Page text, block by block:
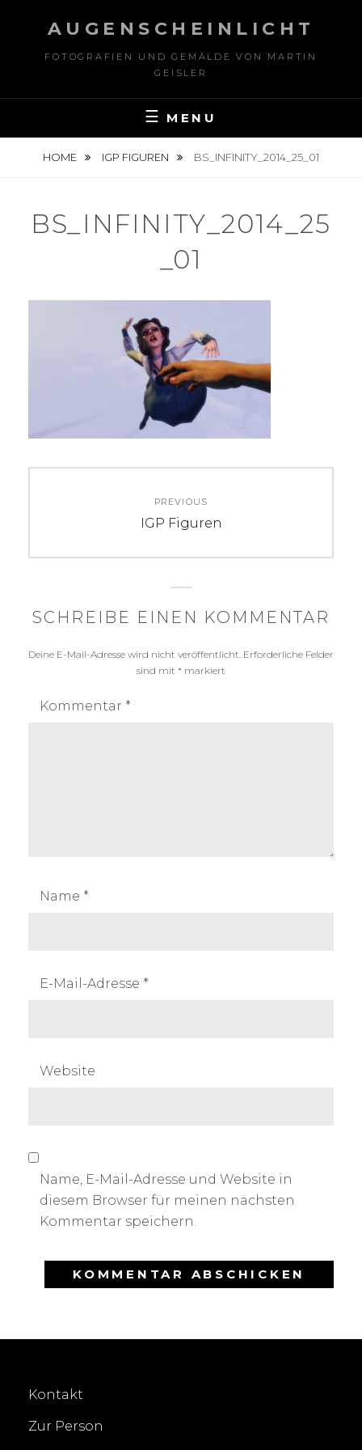
content
AUGENSCHEINLICHT
FOTOGRAFIEN UND GEMÄLDE VON MARTIN
GEISLER
MENU
HOME IGP FIGUREN BS_INFINITY_2014_25_01
BS_INFINITY_2014_25
_01
PREVIOUS
Previous
IGP Figuren
SCHREIBE EINEN KOMMENTAR
Deine E-Mail-Adresse wird nicht veröffentlicht. Erforderliche Felder
sind mit * markiert
Kommentar *
Name *
E-Mail-Adresse *
Website
Name, E-Mail-Adresse und Website in
diesem Browser für meinen nächsten
Kommentar speichern.
Kontakt
Zur Person